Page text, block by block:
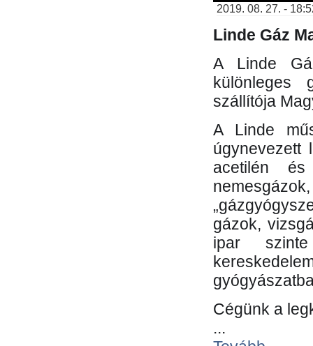
2019. 08. 27. -
Linde Gáz
A Linde
különleges
szállítója
A Linde
úgynevezett
acetilén és
gázok,
ipar
Cégünk a
...